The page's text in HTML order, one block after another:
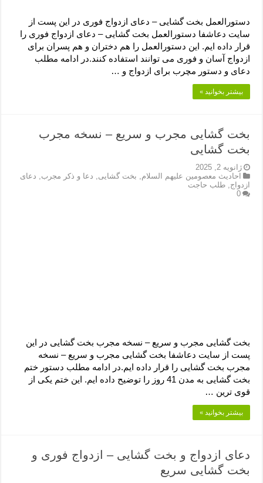
دستورالعمل بخت گشایی – دعای ازدواج فوری در این پست از
سایت دعاشفا دستورالعمل بخت گشایی – دعای ازدواج فوری را
قرار داده ایم. این دستورالعمل را هم دختران و هم پسران برای
ازدواج آسان و فوری می توانند استفاده کنند.در ادامه مطلب
دعای و دستور مچرب برای ازدواج و …
بیشتر بخوانید »
بخت گشایی مجرب و سریع – نسخه مجرب
بخت گشایی
ژانویه 2, 2025
احادیث معصومین علیهم السلام, بخت گشایی, دعا و ذکر مجرب, دعای
ازدواج,طلب حاجت
0
بخت گشایی مجرب و سریع – نسخه مجرب بخت گشایی در این
پست از سایت دعاشفا بخت گشایی مجرب و سریع – نسخه
مجرب بخت گشایی را قرار داده ایم.در ادامه مطلب دستور ختم
بخت گشایی به مدن 41 روز را توضیح داده ایم. این ختم یکی از
قوی ترین …
بیشتر بخوانید »
دعای ازدواج و بخت گشایی – ازدواج فوری و
بخت گشایی سریع